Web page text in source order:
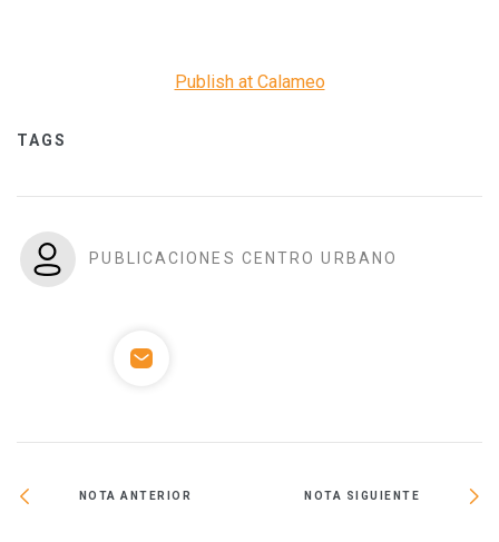
Publish at Calameo
TAGS
PUBLICACIONES CENTRO URBANO
NOTA ANTERIOR NOTA SIGUIENTE